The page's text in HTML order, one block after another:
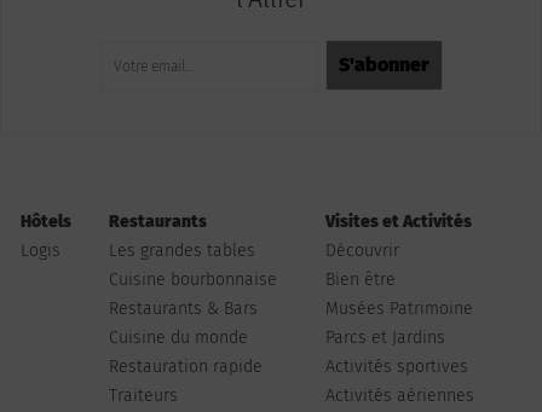
Hôtels
Logis
Restaurants
Les grandes tables
Cuisine bourbonnaise
Restaurants & Bars
Cuisine du monde
Restauration rapide
Traiteurs
Visites et Activités
Découvrir
Bien être
Musées Patrimoine
Parcs et Jardins
Activités sportives
Activités aériennes